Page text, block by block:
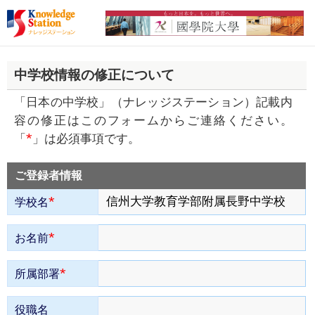
中学校情報の修正について
「日本の中学校」（ナレッジステーション）記載内
容の修正はこのフォームからご連絡ください。
「 * 」は必須事項です。
ご登録者情報
学校名*
お名前*
所属部署*
役職名